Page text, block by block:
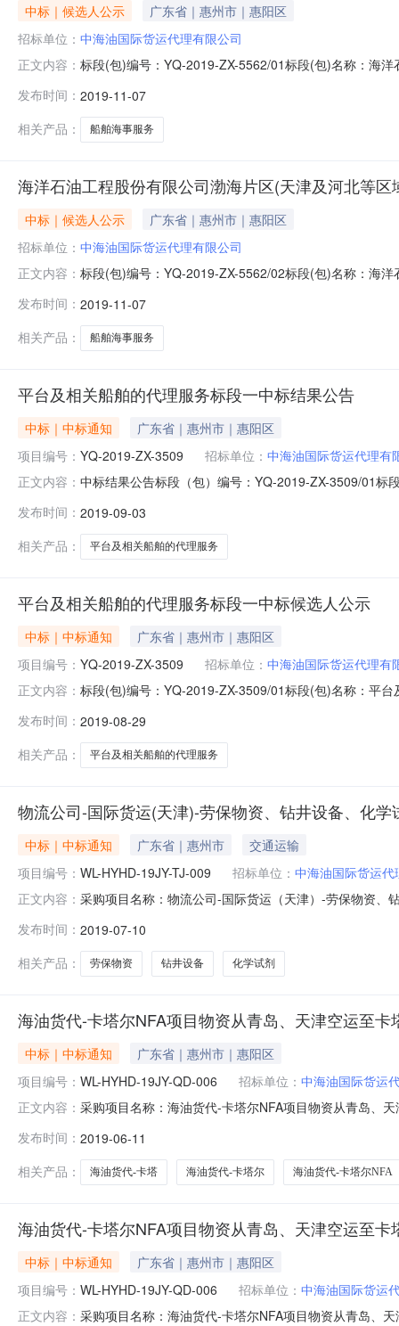
中标｜候选人公示
广东省｜惠州市｜惠阳区
招标单位： 中海油国际货运代理有限公司
正文内容： 标段(包)编号：YQ-2019-ZX-5562/01标段(包)名称：海
海安达航务工程服务有限公司
发布时间： 2019-11-07
相关产品：
船舶海事服务
海洋石油工程股份有限公司渤海片区(天津及河北等
中标｜候选人公示
广东省｜惠州市｜惠阳区
招标单位： 中海油国际货运代理有限公司
正文内容： 标段(包)编号：YQ-2019-ZX-5562/02标段(包)名称：海
钧鸿技术服务发展有限公司
发布时间： 2019-11-07
相关产品：
船舶海事服务
平台及相关船舶的代理服务标段一中标结果公告
中标｜中标通知
广东省｜惠州市｜惠阳区
项目编号： YQ-2019-ZX-3509 招标单位： 中海油国际货运代理有
正文内容： 中标结果公告标段（包）编号：YQ-2019-ZX-3509/01标
发布时间： 2019-09-03
相关产品：
平台及相关船舶的代理服务
平台及相关船舶的代理服务标段一中标候选人公示
中标｜中标通知
广东省｜惠州市｜惠阳区
项目编号： YQ-2019-ZX-3509 招标单位： 中海油国际货运代理有
正文内容： 标段(包)编号：YQ-2019-ZX-3509/01标段(包)名称：平
CNY14,929,223.00CNY14,929,223.00满足满足满足满
发布时间： 2019-08-29
相关产品：
平台及相关船舶的代理服务
物流公司-国际货运(天津)-劳保物资、钻井设备、化
中标｜中标通知 广东省｜惠州市
交通运输
项目编号： WL-HYHD-19JY-TJ-009 招标单位： 中海油国际货运代
正文内容： 采购项目名称：物流公司-国际货运（天津）-劳保物资、
津）-劳保物资、钻井设备、化学试剂等从天津新港海运
发布时间： 2019-07-10
相关产品：
劳保物资 钻井设备 化学试剂
海油货代-卡塔尔NFA项目物资从青岛、天津空运至
中标｜中标通知
广东省｜惠州市｜惠阳区
项目编号： WL-HYHD-19JY-QD-006 招标单位： 中海油国际货运
正文内容： 采购项目名称：海油货代-卡塔尔NFA项目物资从青岛、
卡塔尔多哈国际货运代理服务-20190328德高国际物流
发布时间： 2019-06-11
相关产品：
海油货代-卡塔 海油货代-卡塔尔 海油货代-卡塔尔NFA
海油货代-卡塔尔NFA项目物资从青岛、天津空运至
中标｜中标通知
广东省｜惠州市｜惠阳区
项目编号： WL-HYHD-19JY-QD-006 招标单位： 中海油国际货运
正文内容： 采购项目名称：海油货代-卡塔尔NFA项目物资从青岛、